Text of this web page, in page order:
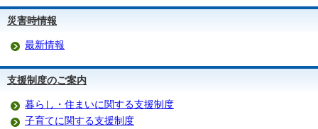
災害時情報
最新情報
支援制度のご案内
暮らし・住まいに関する支援制度
子育てに関する支援制度